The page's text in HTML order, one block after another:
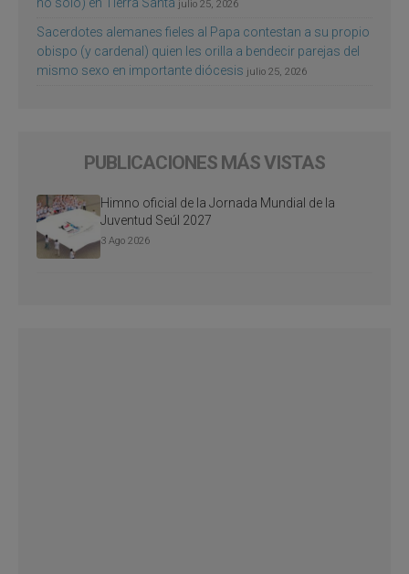
no sólo) en Tierra Santa julio 25, 2026
Sacerdotes alemanes fieles al Papa contestan a su propio
obispo (y cardenal) quien les orilla a bendecir parejas del
mismo sexo en importante diócesis julio 25, 2026
PUBLICACIONES MÁS VISTAS
Himno oficial de la Jornada Mundial de la
Juventud Seúl 2027
3 Ago 2026